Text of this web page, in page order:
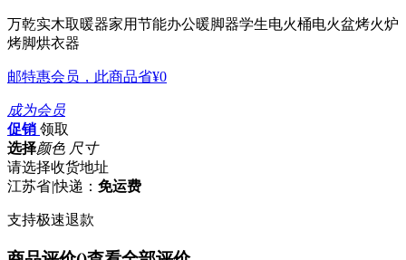
万乾实木取暖器家用节能办公暖脚器学生电火桶电火盆烤火炉
烤脚烘衣器
邮特惠会员，此商品省¥0
成为会员
促销 领取
选择颜色 尺寸
请选择收货地址
江苏省|快递： 免运费
支持极速退款